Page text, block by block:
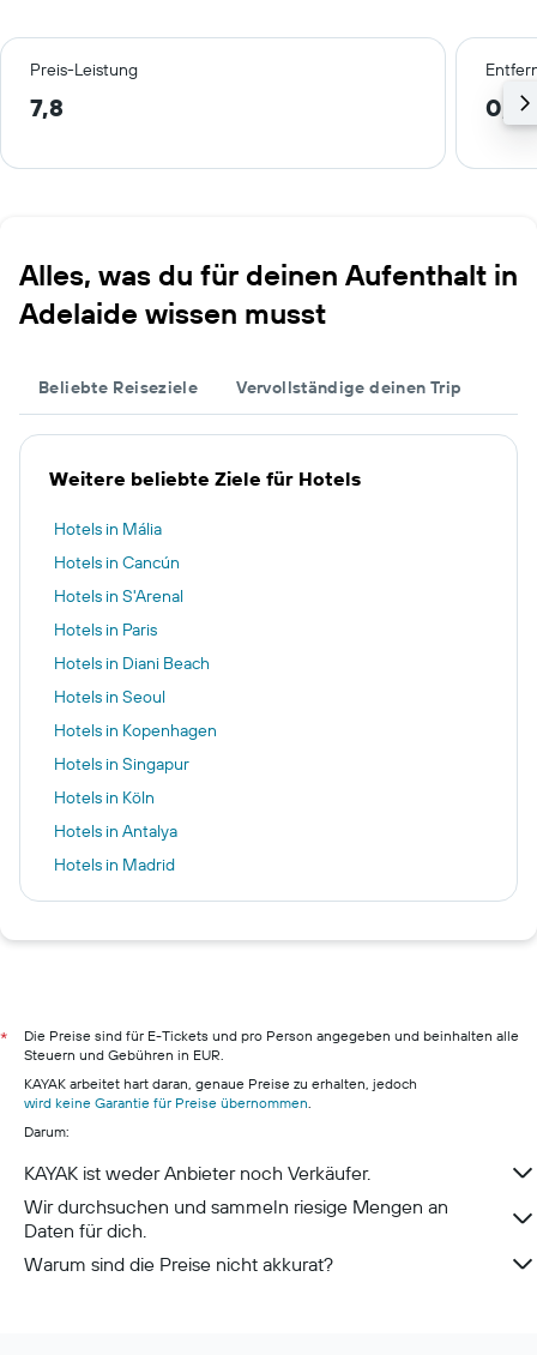
Preis-Leistung
7,8 0,8
Alles, was du für deinen Aufenthalt in
Adelaide wissen musst
Beliebte Reiseziele Vervollständige deinen Trip
Weitere beliebte Ziele für Hotels
Hotels in Mália
Hotels in Cancún
Hotels in S'Arenal
Hotels in Paris
Hotels in Diani Beach
Hotels in Seoul
Hotels in Kopenhagen
Hotels in Singapur
Hotels in Köln
Hotels in Antalya
Hotels in Madrid
Hotels in Funchal
Hotels in Berlin
Hotels in Hamburg
Hotels in Pillig
Hotels in Warnemünde
Hotels in Neustadt in Holstein
Hotels in München
*
Die Preise sind für E-Tickets und pro Person angegeben und beinhalten alle
Steuern und Gebühren in EUR.
KAYAK arbeitet hart daran, genaue Preise zu erhalten, jedoch
wird keine Garantie für Preise übernommen.
Darum:
KAYAK ist weder Anbieter noch Verkäufer.
Wir durchsuchen und sammeln riesige Mengen an
Daten für dich.
Warum sind die Preise nicht akkurat?